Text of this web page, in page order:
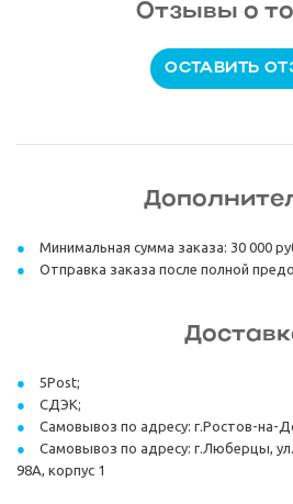
Отзывы о
ОСТАВИТЬ
Минимальная сумма заказа: 30 000
Отправка заказа после полной
5Post;
СДЭК;
Самовывоз по адресу: г.Ростов-на-
Самовывоз по адресу: г.Люберцы,
98А, корпус 1